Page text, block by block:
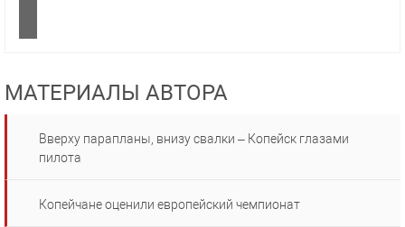
МАТЕРИАЛЫ АВТОРА
Вверху парапланы, внизу свалки – Копейск глазами
пилота
Копейчане оценили европейский чемпионат